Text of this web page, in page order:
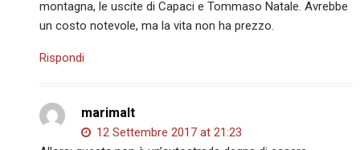
montagna, le uscite di Capaci e Tommaso Natale. Avrebbe
un costo notevole, ma la vita non ha prezzo.
Rispondi
marimalt
12 Settembre 2017 at 21:23